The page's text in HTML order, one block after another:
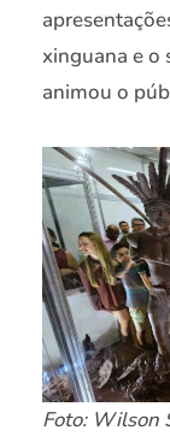
xinguana e o
animou o
Foto: Wilson